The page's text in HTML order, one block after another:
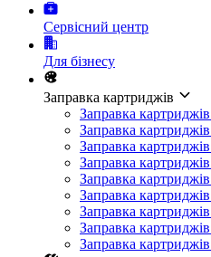
Сервісний центр
Для бізнесу
Заправка картриджів
Заправка
Заправка
Заправка
Заправка
Заправка
Заправка
Заправка
Заправка
Заправка